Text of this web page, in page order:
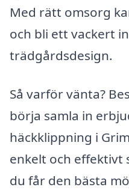
Med rätt omsorg
och bli ett vackert
trädgårdsdesign.
Så varför vänta?
börja samla in
häckklippning i
enkelt och effektivt
du får den bästa